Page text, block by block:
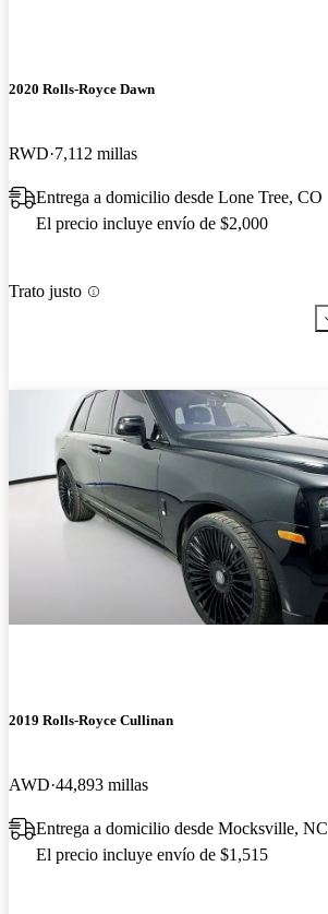
2020 Rolls-Royce Dawn
RWD 7,112 millas
Entrega a domicilio desde Lone Tree, CO
El precio incluye envío de $2,000
Trato justo
2019 Rolls-Royce Cullinan
AWD 44,893 millas
Entrega a domicilio desde Mocksville, NC
El precio incluye envío de $1,515